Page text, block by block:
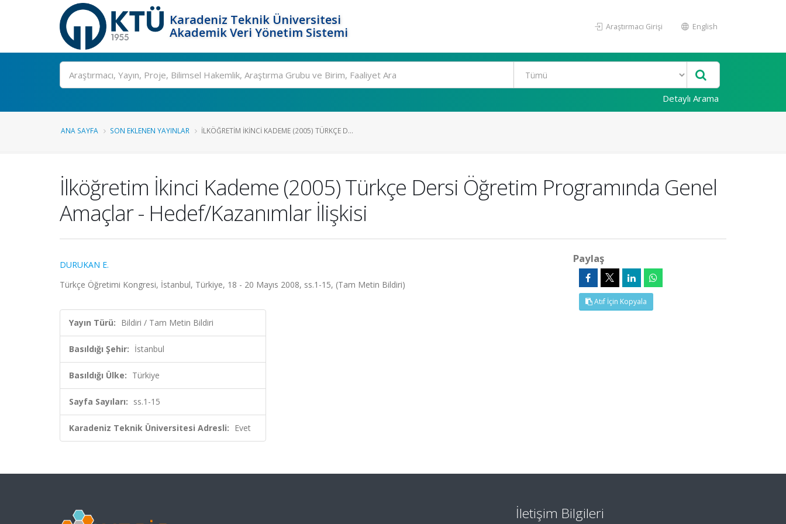
Karadeniz Teknik Üniversitesi
Akademik Veri Yönetim Sistemi
Araştırmacı Girişi English
Ara
Detaylı Arama
ANA SAYFA SON EKLENEN YAYINLAR İLKÖĞRETIM İKINCI KADEME (2005) TÜRKÇE D...
İlköğretim İkinci Kademe (2005) Türkçe Dersi Öğretim Programında Genel
Amaçlar - Hedef/Kazanımlar İlişkisi
DURUKAN E.
Türkçe Öğretimi Kongresi, İstanbul, Türkiye, 18 - 20 Mayıs 2008, ss.1-15, (Tam Metin Bildiri)
Yayın Türü: Bildiri / Tam Metin Bildiri
Basıldığı Şehir: İstanbul
Basıldığı Ülke: Türkiye
Sayfa Sayıları: ss.1-15
Karadeniz Teknik Üniversitesi Adresli: Evet
Paylaş
Atıf İçin Kopyala
İletişim Bilgileri